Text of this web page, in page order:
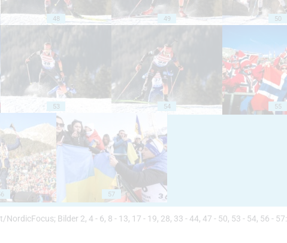
48 49 50
53 54 55
57
Bilder 2, 4 - 6, 8 - 13, 17 - 19, 28, 33 - 44, 47 - 50, 53 - 54, 56 - 57: